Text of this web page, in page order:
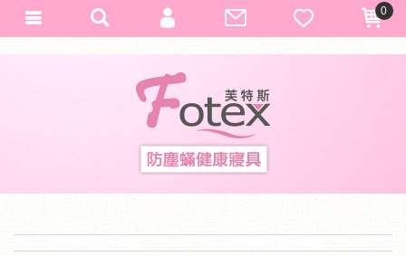
0
會員登入
加入會員
忘記密碼
訂單查詢
匯款通知